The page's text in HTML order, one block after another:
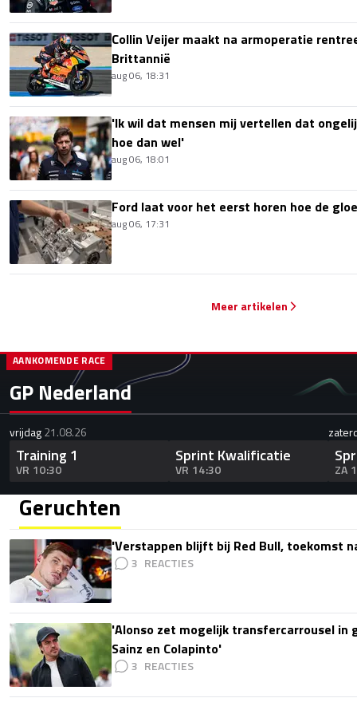
Collin Veijer maakt na armoperatie
Brittannië
aug 06, 18:31
'Ik wil dat mensen mij vertellen dat
hoe dan wel'
aug 06, 18:01
Ford laat voor het eerst horen hoe de
aug 06, 17:31
Meer artikelen
GP Nederland
AANKOMENDE RACE
vrijdag21.08.26
Training 1
VR 10:30
Sprint Kwalificatie
VR 14:30 ZA
Geruchten
'Verstappen blijft bij Red Bull, toekomst
3
'Alonso zet mogelijk transfercarrousel in
Sainz en Colapinto'
3